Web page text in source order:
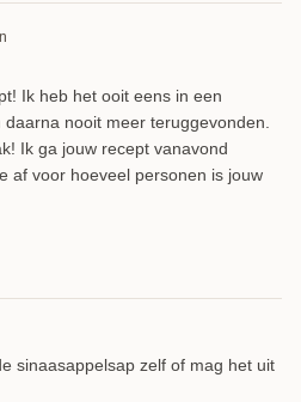
Ik heb het ooit eens in een
nooit meer teruggevonden.
Ik ga jouw recept vanavond
af voor hoeveel personen is jouw
sinaasappelsap zelf of mag het uit